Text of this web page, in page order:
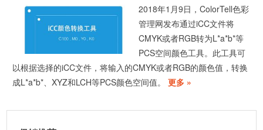
2018年1月9日，ColorTell色彩
管理网发布通过iCC文件将
CMYK或者RGB转为L*a*b*等
PCS空间颜色工具。此工具可
以根据选择的iCC文件，将输入的CMYK或者RGB的颜色值，转换
成L*a*b*、XYZ和LCH等PCS颜色空间值。
更多 »